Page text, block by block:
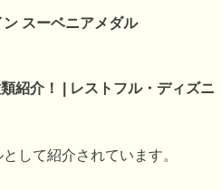
スーベニアメダル
紹介！ | レストフル・ディズニ
して紹介されています。